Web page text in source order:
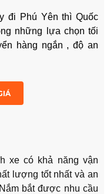
đi Phú Yên thì Quốc
những lựa chọn tối
hàng ngắn , độ an
xe có khả năng vận
lượng tốt nhất và an
bắt được nhu cầu